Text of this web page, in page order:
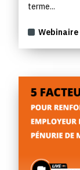
terme...
Webinaire